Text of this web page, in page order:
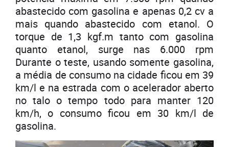
abastecido com gasolina e apenas 0,2 cv a
mais quando abastecido com etanol. O
torque de 1,3 kgf.m tanto com gasolina
quanto etanol, surge nas 6.000 rpm
Durante o teste, usando somente gasolina,
a média de consumo na cidade ficou em 39
km/l e na estrada com o acelerador aberto
no talo o tempo todo para manter 120
km/h, o consumo ficou em 30 km/l de
gasolina.